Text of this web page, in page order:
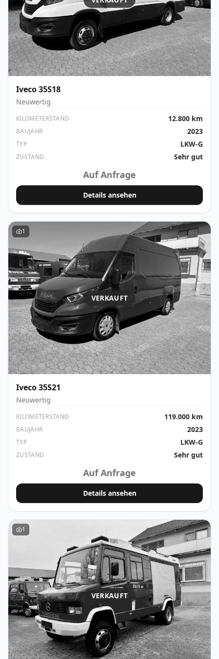
Iveco35S18
Neuwertig
KILOMETERSTAND 12.800 km
BAUJAHR 2023
TYP LKW-G
ZUSTAND Sehr gut
Auf Anfrage
Details ansehen
VERKAUFT
1
Iveco35S21
Neuwertig
KILOMETERSTAND 119.000 km
BAUJAHR 2023
TYP LKW-G
ZUSTAND Sehr gut
Auf Anfrage
Details ansehen
VERKAUFT
1